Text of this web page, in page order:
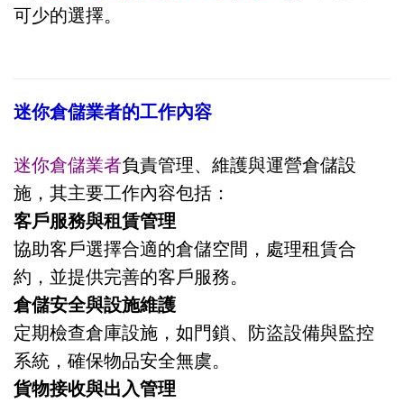
可少的選擇。
迷你倉儲業者的工作內容
迷你倉儲業者負責管理、維護與運營倉儲設
施，其主要工作內容包括：
客戶服務與租賃管理
協助客戶選擇合適的倉儲空間，處理租賃合
約，並提供完善的客戶服務。
倉儲安全與設施維護
定期檢查倉庫設施，如門鎖、防盜設備與監控
系統，確保物品安全無虞。
貨物接收與出入管理